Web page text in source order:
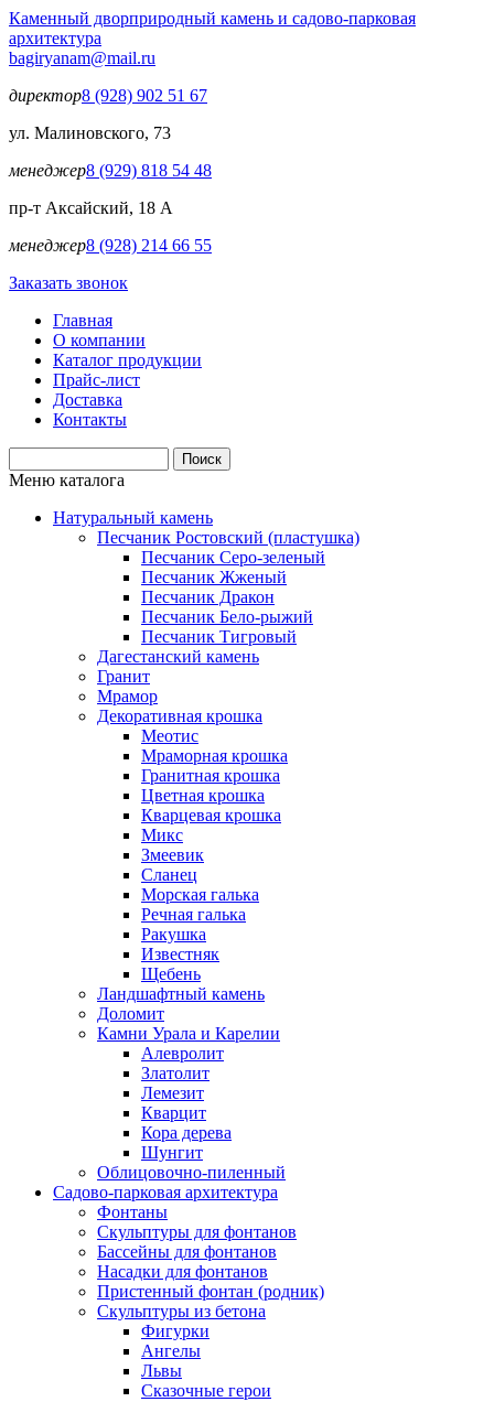
Перейти к основному содержанию
Каменный дворприродный камень и садово-парковая
архитектура
bagiryanam@mail.ru
директор8 (928) 902 51 67
ул. Малиновского, 73
менеджер8 (929) 818 54 48
пр-т Аксайский, 18 А
менеджер8 (928) 214 66 55
Заказать звонок
Главная
О компании
Каталог продукции
Прайс-лист
Доставка
Контакты
Форма поиска
Меню каталога
Натуральный камень
Песчаник Ростовский (пластушка)
Песчаник Серо-зеленый
Песчаник Жженый
Песчаник Дракон
Песчаник Бело-рыжий
Песчаник Тигровый
Дагестанский камень
Гранит
Мрамор
Декоративная крошка
Меотис
Мраморная крошка
Гранитная крошка
Цветная крошка
Кварцевая крошка
Микс
Змеевик
Сланец
Морская галька
Речная галька
Ракушка
Известняк
Щебень
Ландшафтный камень
Доломит
Камни Урала и Карелии
Алевролит
Златолит
Лемезит
Кварцит
Кора дерева
Шунгит
Облицовочно-пиленный
Садово-парковая архитектура
Фонтаны
Скульптуры для фонтанов
Бассейны для фонтанов
Насадки для фонтанов
Пристенный фонтан (родник)
Скульптуры из бетона
Фигурки
Ангелы
Львы
Сказочные герои